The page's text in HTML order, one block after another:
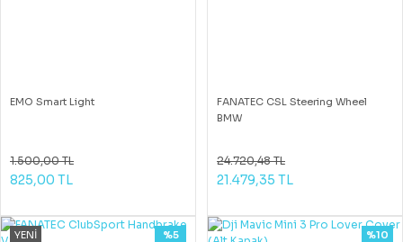
EMO Smart Light
1.500,00 TL
825,00 TL
FANATEC CSL Steering Wheel
BMW
24.720,48 TL
21.479,35 TL
YENİ %5 %10